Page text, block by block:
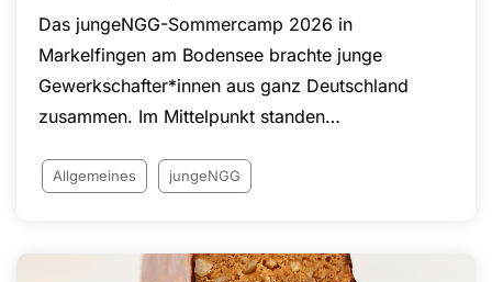
Das jungeNGG-Sommercamp 2026 in
Markelfingen am Bodensee brachte junge
Gewerkschafter*innen aus ganz Deutschland
zusammen. Im Mittelpunkt standen
Arbeitnehmerrechte, Gleichstellung sowie
Workshops zu Arbeitswelt, Wirtschaft und
Allgemeines jungeNGG